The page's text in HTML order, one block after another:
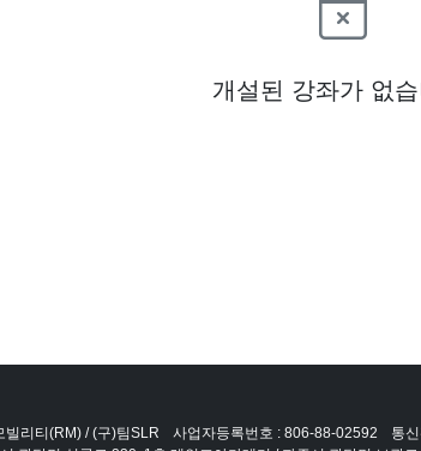
개설된 강좌가 없
빌리티(RM) / (구)팀SLR 사업자등록번호 : 806-88-02592 통